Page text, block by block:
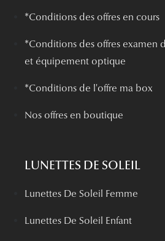
*Conditions des offres en cours
*Conditions des offres examen
et équipement optique
*Conditions de l'offre ma box
Nos offres en boutique
LUNETTES DE SOLEIL
Lunettes De Soleil Femme
Lunettes De Soleil Enfant